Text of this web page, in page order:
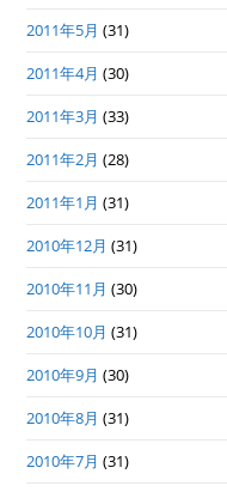
2011年5月 (31)
2011年4月 (30)
2011年3月 (33)
2011年2月 (28)
2011年1月 (31)
2010年12月 (31)
2010年11月 (30)
2010年10月 (31)
2010年9月 (30)
2010年8月 (31)
2010年7月 (31)